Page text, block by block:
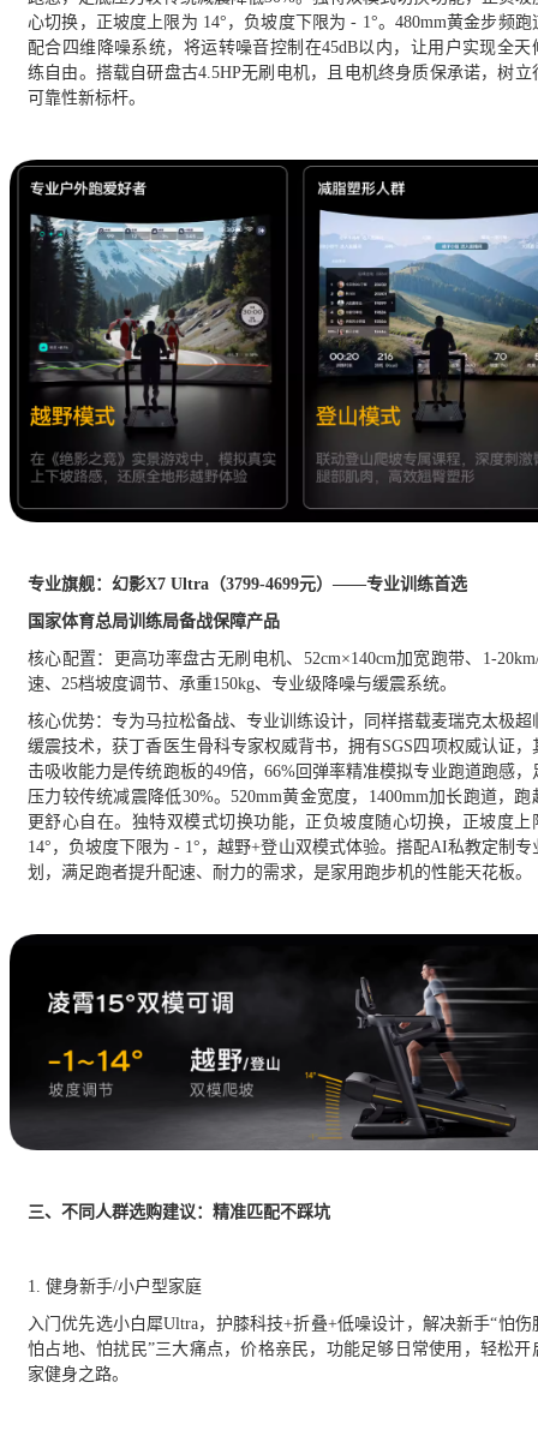
心切换，正坡度上限为 14°，负坡度下限为 - 1°。480mm黄金步频跑
配合四维降噪系统，将运转噪音控制在45dB以内，让用户实现全天
练自由。搭载自研盘古4.5HP无刷电机，且电机终身质保承诺，树立
可靠性新标杆。
专业旗舰：幻影X7 Ultra（3799-4699元）——专业训练首选
国家体育总局训练局备战保障产品
核心配置：更高功率盘古无刷电机、 52cm×140cm加宽跑带、1-
速、25档坡度调节、承重150kg、专业级降噪与缓震系统。
核心优势：专为马拉松备战、专业训练设计，同样搭载麦瑞克太极超
缓震技术，获丁香医生骨科专家权威背书，拥有SGS四项权威认证，
击吸收能力是传统跑板的49倍，66%回弹率精准模拟专业跑道跑感，
压力较传统减震降低30%。520mm黄金宽度，1400mm加长跑道，跑
更舒心自在。独特双模式切换功能，正负坡度随心切换，正坡度上
14°，负坡度下限为 - 1°，越野+登山双模式体验。搭配AI私教定制专
划，满足跑者提升配速、耐力的需求，是家用跑步机的性能天花板。
三、不同人群选购建议：精准匹配不踩坑
1. 健身新手/小户型家庭
入门优先选小白犀Ultra，护膝科技+折叠+低噪设计，解决新手“怕伤
怕占地、怕扰民”三大痛点，价格亲民，功能足够日常使用，轻松开
家健身之路。